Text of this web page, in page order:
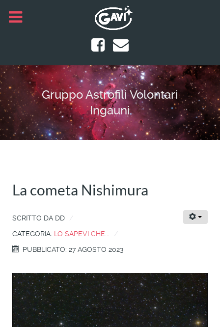
Gruppo Astrofili Volontari
Ingauni
La cometa Nishimura
SCRITTO DA DD
CATEGORIA: LO SAPEVI CHE...
PUBBLICATO: 27 AGOSTO 2023